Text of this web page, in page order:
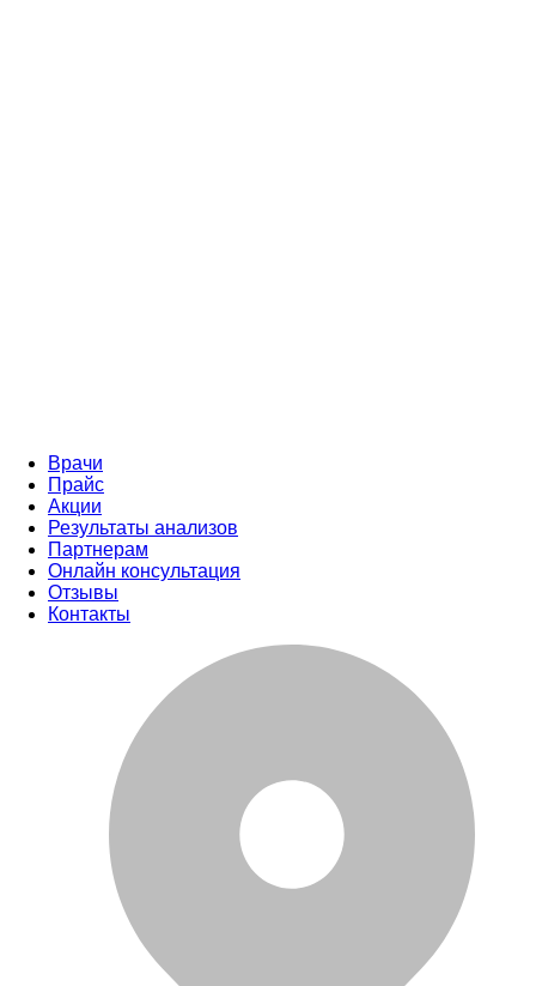
Врачи
Прайс
Акции
Результаты анализов
Партнерам
Онлайн консультация
Отзывы
Контакты